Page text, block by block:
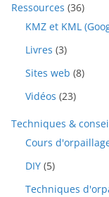
Ressources (36)
KMZ et KML
Livres (3)
Sites web (8)
Vidéos (23)
Techniques &
Cours
DIY (5)
Techniques